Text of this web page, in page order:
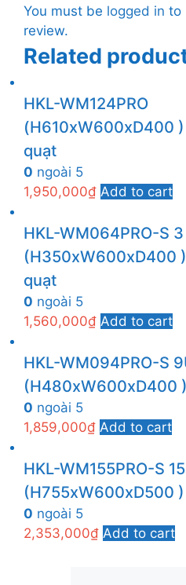
You must be logged in to
review.
Related
HKL-WM124PRO
(H610xW600xD400 )
quạt
0 ngoài 5
1,950,000₫ Add to cart
HKL-WM064PRO-S
(H350xW600xD400 )
quạt
0 ngoài 5
1,560,000₫ Add to cart
HKL-WM094PRO-S
(H480xW600xD400
0 ngoài 5
1,859,000₫ Add to cart
HKL-WM155PRO-S
(H755xW600xD500 )
0 ngoài 5
2,353,000₫ Add to cart